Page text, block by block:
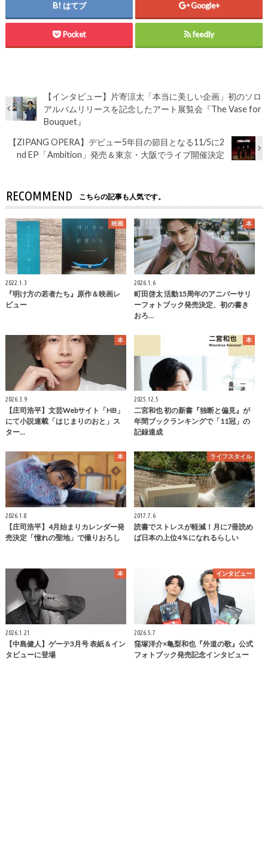
はてブ Google+
Pocket feedly
【インタビュー】片寄涼太「本当に美しい企画」初のソロ
アルバムリリースを記念したアート展覧会『The Vase for
Bouquet』
【ZIPANG OPERA】デビュー5年目の節目となる11/5に2
nd EP「Ambition」発売＆東京・大阪でライブ開催決定
RECOMMEND こちらの記事も人気です。
映画
2022.1.3
『明け方の若者たち』原作＆映画レ
ビュー
本
2026.1.6
町田啓太 活動15周年のアニバーサリ
ーフォトブック発売決定、初の書き
おろ…
本
2026.3.9
【庄司浩平】文芸Webサイト「HB」
にて小説連載「はじまりのおと」ス
ター…
本
2025.12.5
二宮和也 初の新書『独断と偏見』が
年間ブックランキングで「11冠」の
記録達成
本
2026.1.8
【庄司浩平】4月始まりカレンダー発
売決定「憧れの聖地」で撮りおろし
ライフスタイル
2017.7.6
読書でストレスが軽減！月に7冊読め
ば日本の上位4％になれるらしい
本
2026.1.21
【中島健人】ゲーテ3月号 表紙＆イン
タビューに登場
インタビュー
2026.5.7
窪塚洋介×亀梨和也『外道の歌』公式
フォトブック発売記念インタビュー